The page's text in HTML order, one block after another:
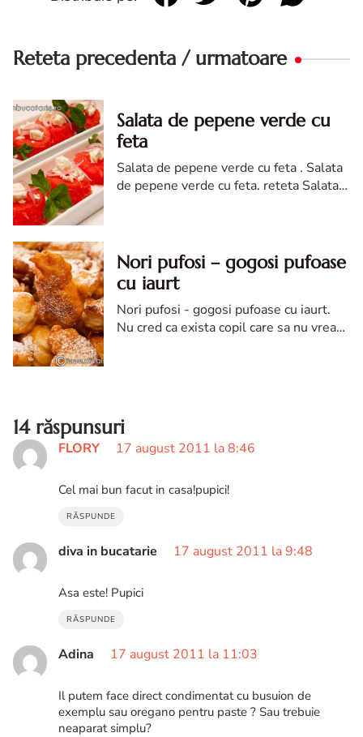
Reteta precedenta / urmatoare
Salata de pepene verde cu
feta
Salata de pepene verde cu feta . Salata
de pepene verde cu feta. reteta Salata
Nori pufosi – gogosi pufoase
cu iaurt
Nori pufosi - gogosi pufoase cu iaurt.
Nu cred ca exista copil care sa nu vrea
14 răspunsuri
FLORY 17 august 2011 la 8:46
Cel mai bun facut in casa!pupici!
RĂSPUNDE
diva in bucatarie 17 august 2011 la 9:48
Asa este! Pupici
RĂSPUNDE
Adina 17 august 2011 la 11:03
Il putem face direct condimentat cu busuion de
exemplu sau oregano pentru paste ? Sau trebuie
neaparat simplu?